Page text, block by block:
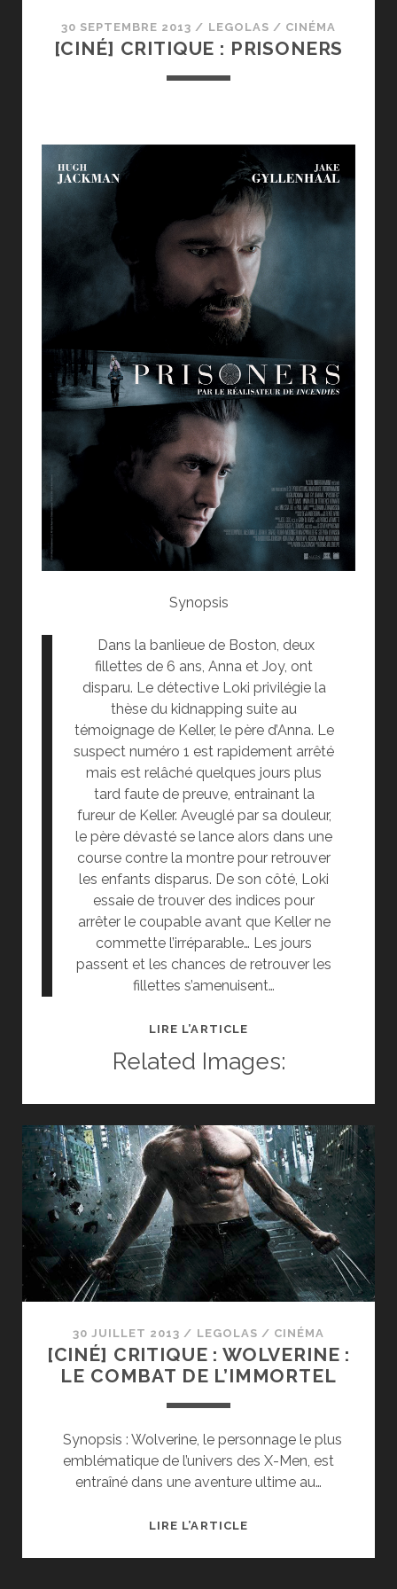
30 SEPTEMBRE 2013 / LEGOLAS / CINÉMA
[CINÉ] CRITIQUE : PRISONERS
Synopsis
Dans la banlieue de Boston, deux
fillettes de 6 ans, Anna et Joy, ont
disparu. Le détective Loki privilégie la
thèse du kidnapping suite au
témoignage de Keller, le père d’Anna. Le
suspect numéro 1 est rapidement arrêté
mais est relâché quelques jours plus
tard faute de preuve, entrainant la
fureur de Keller. Aveuglé par sa douleur,
le père dévasté se lance alors dans une
course contre la montre pour retrouver
les enfants disparus. De son côté, Loki
essaie de trouver des indices pour
arrêter le coupable avant que Keller ne
commette l’irréparable… Les jours
passent et les chances de retrouver les
fillettes s’amenuisent…
LIRE L’ARTICLE[CINÉ]
:
Related Images:
30 JUILLET 2013 / LEGOLAS / CINÉMA
[CINÉ] CRITIQUE : WOLVERINE :
LE COMBAT DE L’IMMORTEL
Synopsis : Wolverine, le personnage le plus
emblématique de l’univers des X-Men, est
entraîné dans une aventure ultime au…
LIRE L’ARTICLE[CINÉ]